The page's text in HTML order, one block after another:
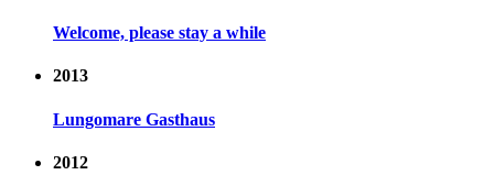
Welcome, please stay a while
2013
Lungomare Gasthaus
2012